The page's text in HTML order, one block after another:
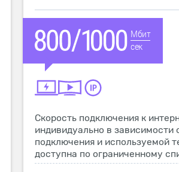
Мбит
сек
Скорость подключения к
индивидуально в зависимости
подключения и используемой
доступна по ограниченному